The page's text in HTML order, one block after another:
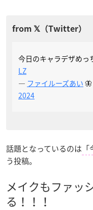
今日のキャラデザめっ
LZ
— ファイルーズあい
2024
話題となっているのは
う投稿。
メイクもファッ
る！！！